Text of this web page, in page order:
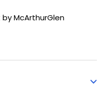
McArthurGlen